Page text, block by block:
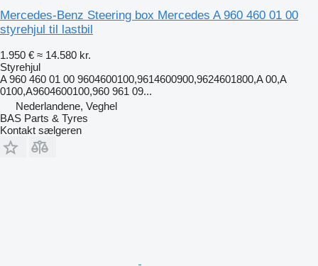
Mercedes-Benz Steering box Mercedes A 960 460 01 00
styrehjul til lastbil
1.950 € ≈ 14.580 kr.
Styrehjul
A 960 460 01 00 9604600100,9614600900,9624601800,A 00,A
0100,A9604600100,960 961 09...
Nederlandene, Veghel
BAS Parts & Tyres
Kontakt sælgeren